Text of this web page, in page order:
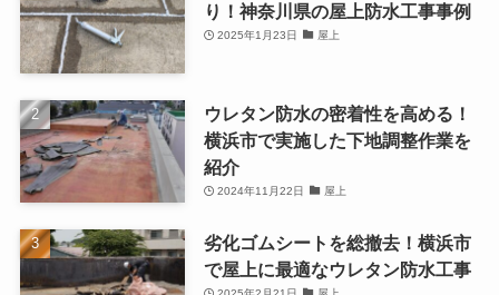
り！神奈川県の屋上防水工事事例
2025年1月23日 屋上
ウレタン防水の密着性を高める！
横浜市で実施した下地調整作業を
紹介
2024年11月22日 屋上
劣化ゴムシートを総撤去！横浜市
で屋上に最適なウレタン防水工事